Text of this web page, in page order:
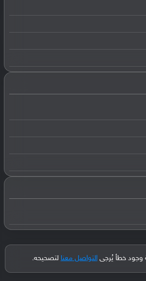
التواصل معنا لتصحيحه.